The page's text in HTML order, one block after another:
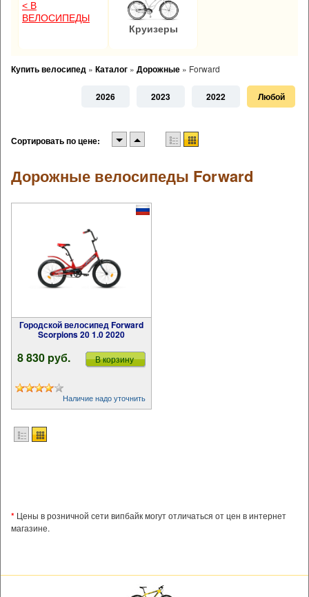
< В
ВЕЛОСИПЕДЫ
Круизеры
Купить велосипед » Каталог » Дорожные » Forward
2026 2023 2022 Любой
Сортировать по цене:
Дорожные велосипеды Forward
Городской велосипед Forward
Scorpions 20 1.0 2020
8 830 pуб. В корзину
Наличие надо уточнить
* Цены в розничной сети випбайк могут отличаться от цен в интернет
магазине.